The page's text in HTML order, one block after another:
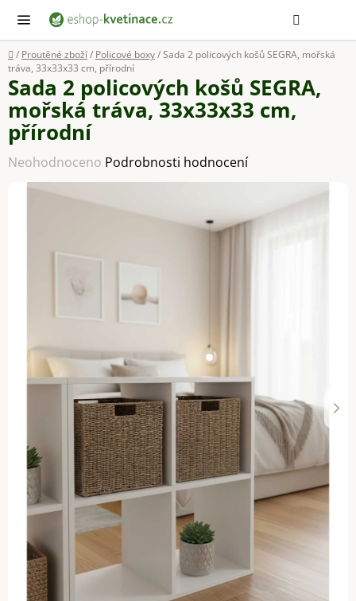
obsah
Domů
/ Proutěné zboží/ Policové boxy/Sada 2 policových košů SEGRA, mořská
tráva, 33x33x33 cm, přírodní
Sada 2 policových košů SEGRA,
mořská tráva, 33x33x33 cm,
přírodní
Průměrné
hodnocení
Neohodnoceno Podrobnosti hodnocení